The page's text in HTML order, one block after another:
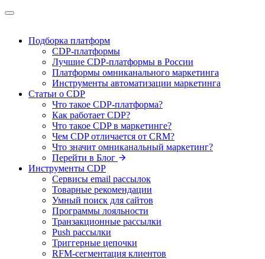
Подборка платформ
CDP-платформы
Лучшие CDP-платформы в России
Платформы омниканального маркетинга
Инструменты автоматизации маркетинга
Статьи о CDP
Что такое CDP-платформа?
Как работает CDP?
Что такое CDP в маркетинге?
Чем CDP отличается от CRM?
Что значит омниканальный маркетинг?
Перейти в Блог
Инструменты CDP
Сервисы email рассылок
Товарные рекомендации
Умный поиск для сайтов
Программы лояльности
Транзакционные рассылки
Push рассылки
Триггерные цепочки
RFM-сегментация клиентов